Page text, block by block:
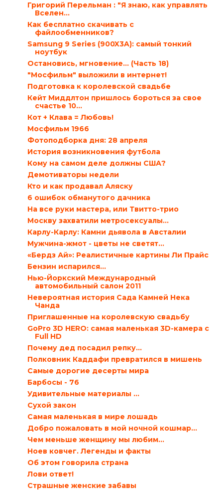
Григорий Перельман : "Я знаю, как управлять
Вселен...
Как бесплатно скачивать с
файлообменников?
Samsung 9 Series (900X3A): самый тонкий
ноутбук
Остановись, мгновение... (Часть 18)
"Мосфильм" выложили в интернет!
Подготовка к королевской свадьбе
Кейт Миддлтон пришлось бороться за свое
счастье 10...
Кот + Клава = Любовь!
Мосфильм 1966
Фотоподборка дня: 28 апреля
История возникновения футбола
Кому на самом деле должны США?
Демотиваторы недели
Кто и как продавал Аляску
6 ошибок обманутого дачника
На все руки мастера, или Твитто-трио
Москву захватили метросексуалы…
Карлу-Карлу: Камни дьявола в Австалии
Мужчина-жмот - цветы не светят…
«Бердз Ай»: Реалистичные картины Ли Прайс
Бензин испарился…
Нью-Йоркский Международный
автомобильный салон 2011
Невероятная история Сада Камней Нека
Чанда
Приглашенные на королевскую свадьбу
GoPro 3D HERO: самая маленькая 3D-камера с
Full HD
Почему дед посадил репку…
Полковник Каддафи превратился в мишень
Самые дорогие десерты мира
Барбосы - 76
Удивительные материалы ...
Сухой закон
Самая маленькая в мире лошадь
Добро пожаловать в мой ночной кошмар…
Чем меньше женщину мы любим...
Ноев ковчег. Легенды и факты
Об этом говорила страна
Лови ответ!
Страшные женские забавы